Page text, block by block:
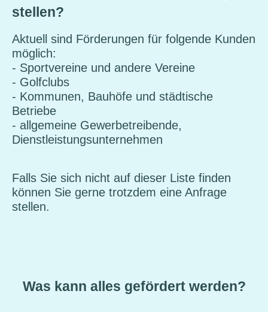
stellen?
Aktuell sind Förderungen für folgende Kunden
möglich:
- Sportvereine und andere Vereine
- Golfclubs
- Kommunen, Bauhöfe und städtische
Betriebe
- allgemeine Gewerbetreibende,
Dienstleistungsunternehmen
Falls Sie sich nicht auf dieser Liste finden
können Sie gerne trotzdem eine Anfrage
stellen.
Was kann alles gefördert werden?